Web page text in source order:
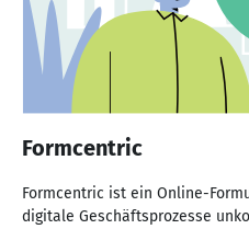
Formcentric
Formcentric ist ein Online-
digitale Geschäftsprozesse